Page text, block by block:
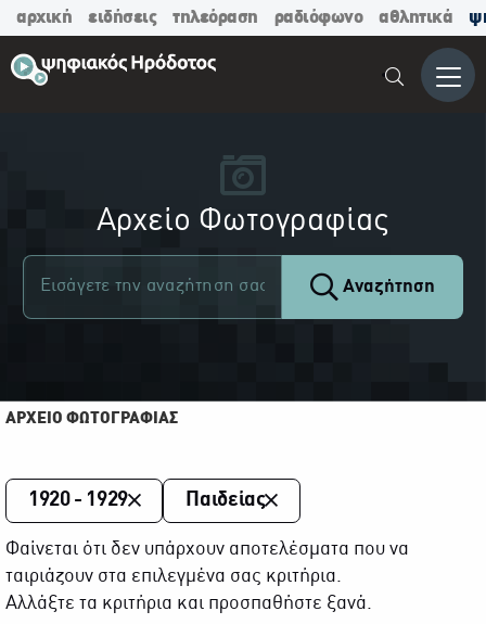
αρχική ειδήσεις τηλεόραση ραδιόφωνο αθλητικά
Μενού
Αρχείο Φωτογραφίας
Αναζήτηση
ΑΡΧΕΙΟ ΦΩΤΟΓΡΑΦΙΑΣ
1920 - 1929 Παιδείας
Φαίνεται ότι δεν υπάρχουν αποτελέσματα που να
ταιριάζουν στα επιλεγμένα σας κριτήρια.
Αλλάξτε τα κριτήρια και προσπαθήστε ξανά.